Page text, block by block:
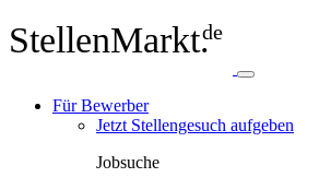
StellenMarkt.de
Für Bewerber
Jetzt Stellengesuch aufgeben
Jobsuche